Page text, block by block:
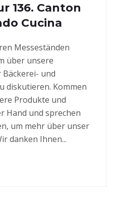
136. Canton
Cucina
Messeständen
über unsere
und
diskutieren. Kommen
Produkte und
Hand und sprechen
um mehr über unser
danken Ihnen...